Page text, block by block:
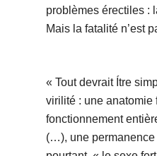
problèmes érectiles :
Mais la fatalité n’est
« Tout devrait Ítre
virilité : une
fonctionnement
(…), une permanence